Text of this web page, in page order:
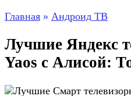
Главная » Андроид ТВ
Лучшие Яндекс
Yaos с Алисой: